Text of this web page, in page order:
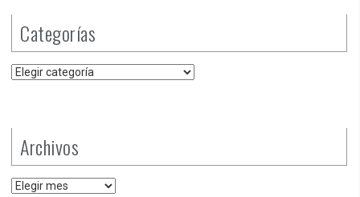
Categorías
Categorías
Archivos
Archivos